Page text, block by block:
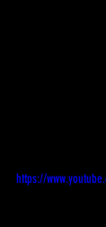
https://